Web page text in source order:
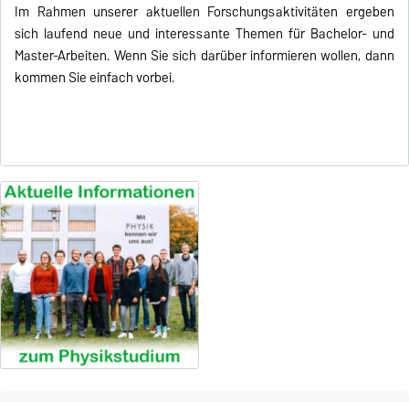
Im Rahmen unserer aktuellen Forschungsaktivitäten ergeben
sich laufend neue und interessante Themen für Bachelor- und
Master-Arbeiten. Wenn Sie sich darüber informieren wollen, dann
kommen Sie einfach vorbei.